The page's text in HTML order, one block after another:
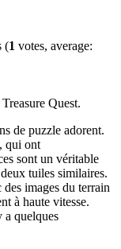
(1 votes, average:
Quest.
de puzzle adorent.
qui ont
sont un véritable
tuiles similaires.
images du terrain
à haute vitesse.
a quelques